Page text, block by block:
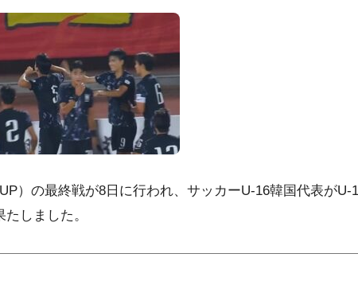
）の最終戦が8日に行われ、サッカーU-16韓国代表がU-
しました。